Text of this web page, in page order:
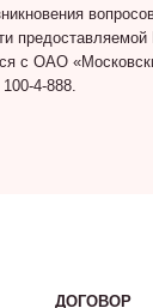
с ОАО
4-888.
ДОГОВОР